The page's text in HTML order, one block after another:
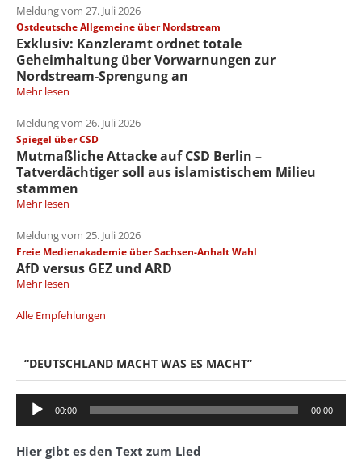
Meldung vom 27. Juli 2026
Ostdeutsche Allgemeine über Nordstream
Exklusiv: Kanzleramt ordnet totale
Geheimhaltung über Vorwarnungen zur
Nordstream-Sprengung an
Mehr lesen
Meldung vom 26. Juli 2026
Spiegel über CSD
Mutmaßliche Attacke auf CSD Berlin –
Tatverdächtiger soll aus islamistischem Milieu
stammen
Mehr lesen
Meldung vom 25. Juli 2026
Freie Medienakademie über Sachsen-Anhalt Wahl
AfD versus GEZ und ARD
Mehr lesen
Alle Empfehlungen
“DEUTSCHLAND MACHT WAS ES MACHT”
Audio-
Player
00:00 00:00
Hier gibt es den Text zum Lied